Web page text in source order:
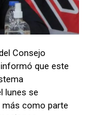
Consejo
que este
lunes se
como parte